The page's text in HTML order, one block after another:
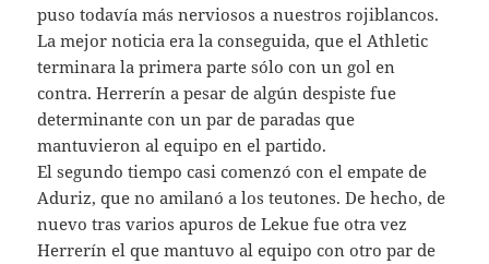
puso todavía más nerviosos a nuestros rojiblancos.
La mejor noticia era la conseguida, que el Athletic
terminara la primera parte sólo con un gol en
contra. Herrerín a pesar de algún despiste fue
determinante con un par de paradas que
mantuvieron al equipo en el partido.
El segundo tiempo casi comenzó con el empate de
Aduriz, que no amilanó a los teutones. De hecho, de
nuevo tras varios apuros de Lekue fue otra vez
Herrerín el que mantuvo al equipo con otro par de